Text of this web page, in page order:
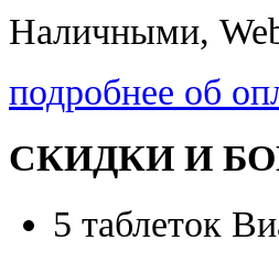
Наличными,
подробнее об
СКИДКИ И
5 таблеток